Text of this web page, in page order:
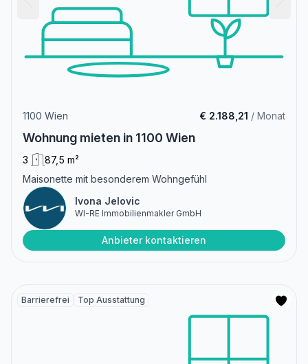
1100 Wien € 2.188,21 / Monat
Wohnung mieten in 1100 Wien
3
87,5 m²
Maisonette mit besonderem Wohngefühl
Ivona Jelovic
WI-RE Immobilienmakler GmbH
Anbieter kontaktieren
Barrierefrei Top Ausstattung